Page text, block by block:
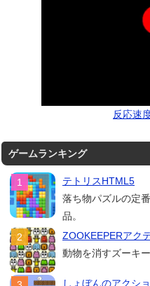
反応速
ゲームランキング
テトリスHTML5
落ち物パズルの定
品。
ZOOKEEPERアク
動物を消すズーキ
しょぼんのアクシ